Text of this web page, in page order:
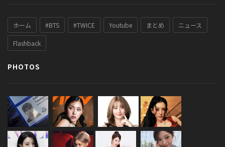
ホーム #BTS #TWICE Youtube まとめ ニュース
Flashback
PHOTOS